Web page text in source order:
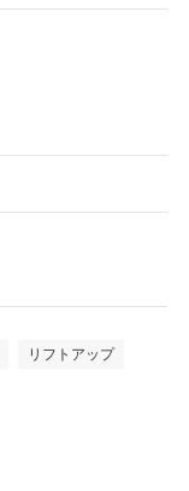
リフトアップ